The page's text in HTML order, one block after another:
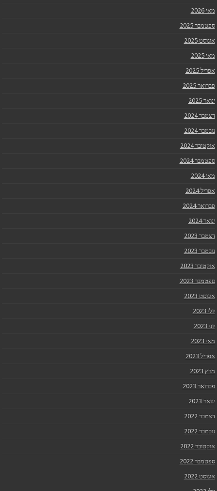
מאי 2026
ספטמבר 2025
אוגוסט 2025
מאי 2025
אפריל 2025
פברואר 2025
ינואר 2025
דצמבר 2024
נובמבר 2024
אוקטובר 2024
ספטמבר 2024
מאי 2024
אפריל 2024
פברואר 2024
ינואר 2024
דצמבר 2023
נובמבר 2023
אוקטובר 2023
ספטמבר 2023
אוגוסט 2023
יולי 2023
יוני 2023
מאי 2023
אפריל 2023
מרץ 2023
פברואר 2023
ינואר 2023
דצמבר 2022
נובמבר 2022
אוקטובר 2022
ספטמבר 2022
אוגוסט 2022